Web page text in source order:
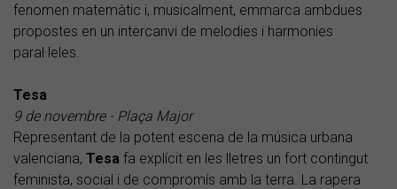
fenomen matemàtic i, musicalment, emmarca ambdues
propostes en un intercanvi de melodies i harmonies
paral·leles.
Tesa
9 de novembre - Plaça Major
Representant de la potent escena de la música urbana
valenciana, Tesa fa explícit en les lletres un fort contingut
feminista, social i de compromís amb la terra. La rapera